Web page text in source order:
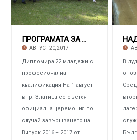
ПРОГРАМАТА ЗА ПРАКТИЧЕСКО ПРОФЕСИОНАЛНО ОБУЧЕ
АВГУСТ 20, 2017
Дипломира 22 младежи с
професионална
квалификация На 1 август
в гр. Златица се състоя
официална церемония по
случай завършването на
Випуск 2016 – 2017 от
В